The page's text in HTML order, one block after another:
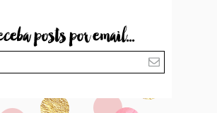
posts por email...